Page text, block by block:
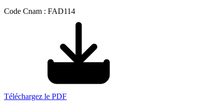
Code Cnam : FAD114
Téléchargez le PDF